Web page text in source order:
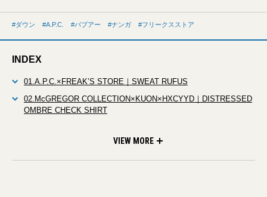
ダウン A.P.C. バブアー ナンガ フリークスストア
INDEX
01.A.P.C.×FREAK’S STORE｜SWEAT RUFUS
02.McGREGOR COLLECTION×KUON×HXCYYD｜DISTRESSED
OMBRE CHECK SHIRT
VIEW MORE